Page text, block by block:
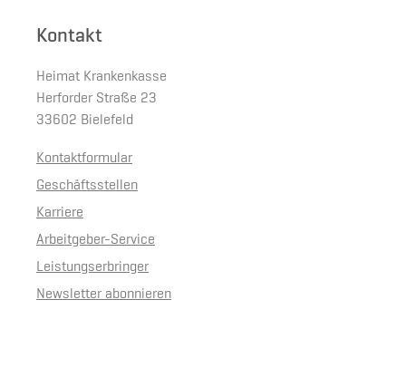
Kontakt
Heimat Krankenkasse
Herforder Straße 23
33602 Bielefeld
Kontaktformular
Geschäftsstellen
Karriere
Arbeitgeber-Service
Leistungserbringer
Newsletter abonnieren